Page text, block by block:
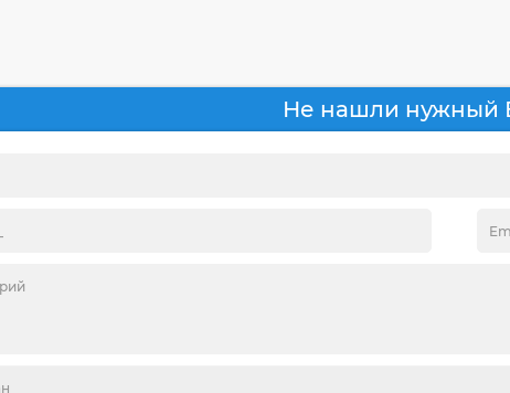
Не нашли нужный